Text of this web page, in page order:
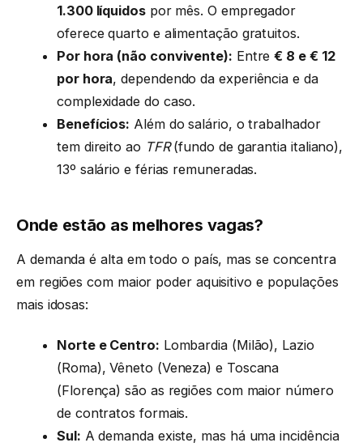
1.300 líquidospor mês. O empregador
oferece quarto e alimentação gratuitos.
Por hora (não convivente): Entre€ 8 e € 12
por hora, dependendo da experiência e da
complexidade do caso.
Benefícios: Além do salário, o trabalhador
tem direito ao TFR(fundo de garantia italiano),
13º salário e férias remuneradas.
Onde estão as melhores vagas?
A demanda é alta em todo o país, mas se concentra
em regiões com maior poder aquisitivo e populações
mais idosas:
Norte e Centro: Lombardia (Milão), Lazio
(Roma), Vêneto (Veneza) e Toscana
(Florença) são as regiões com maior número
de contratos formais.
Sul: A demanda existe, mas há uma incidência